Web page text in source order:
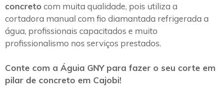
concreto com muita qualidade, pois utiliza a
cortadora manual com fio diamantada refrigerada a
água, profissionais capacitados e muito
profissionalismo nos serviços prestados.
Conte com a Águia GNY para fazer o seu corte em
pilar de concreto em Cajobi!